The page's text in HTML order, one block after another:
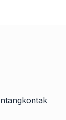
kontak